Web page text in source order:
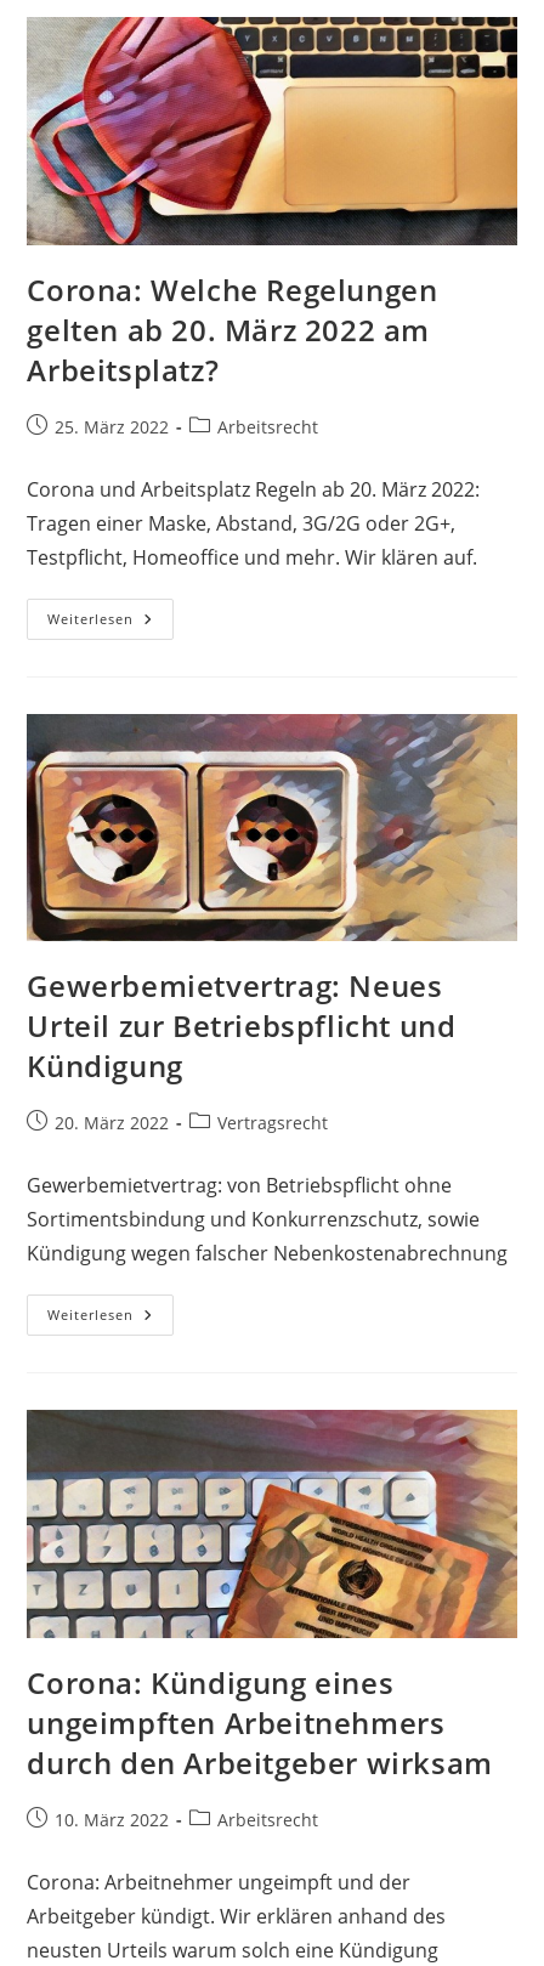
Corona: Welche Regelungen
gelten ab 20. März 2022 am
Arbeitsplatz?
25. März 2022 Arbeitsrecht
Corona und Arbeitsplatz Regeln ab 20. März 2022:
Tragen einer Maske, Abstand, 3G/2G oder 2G+,
Testpflicht, Homeoffice und mehr. Wir klären auf.
Weiterlesen
Gewerbemietvertrag: Neues
Urteil zur Betriebspflicht und
Kündigung
20. März 2022 Vertragsrecht
Gewerbemietvertrag: von Betriebspflicht ohne
Sortimentsbindung und Konkurrenzschutz, sowie
Kündigung wegen falscher Nebenkostenabrechnung
Weiterlesen
Corona: Kündigung eines
ungeimpften Arbeitnehmers
durch den Arbeitgeber wirksam
10. März 2022 Arbeitsrecht
Corona: Arbeitnehmer ungeimpft und der
Arbeitgeber kündigt. Wir erklären anhand des
neusten Urteils warum solch eine Kündigung